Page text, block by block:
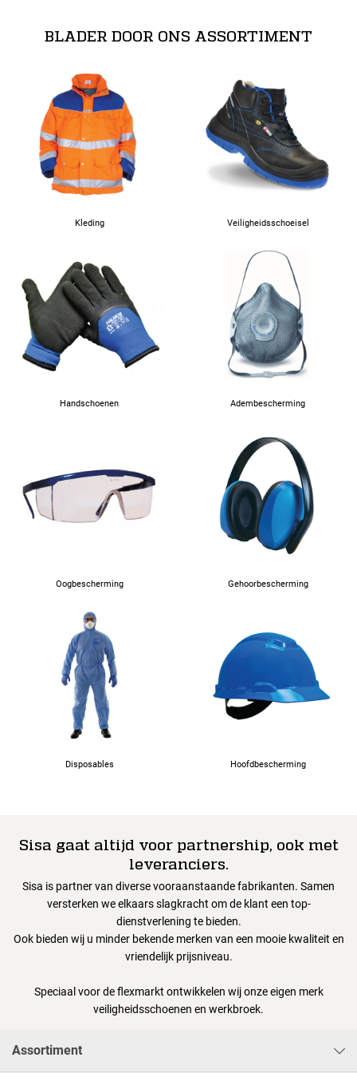
BLADER DOOR ONS ASSORTIMENT
Kleding Veiligheidsschoeisel
Handschoenen Adembescherming
Oogbescherming Gehoorbescherming
Disposables Hoofdbescherming
Sisa gaat altijd voor partnership, ook met
leveranciers.
Sisa is partner van diverse vooraanstaande fabrikanten. Samen
versterken we elkaars slagkracht om de klant een top-
dienstverlening te bieden.
Ook bieden wij u minder bekende merken van een mooie kwaliteit en
vriendelijk prijsniveau.
Speciaal voor de flexmarkt ontwikkelen wij onze eigen merk
veiligheidsschoenen en werkbroek.
Assortiment